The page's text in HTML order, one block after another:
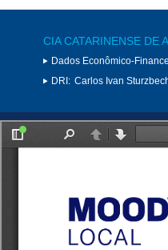
CIA CATARINENSE DE
Dados Econômico-
DRI: Carlos Ivan